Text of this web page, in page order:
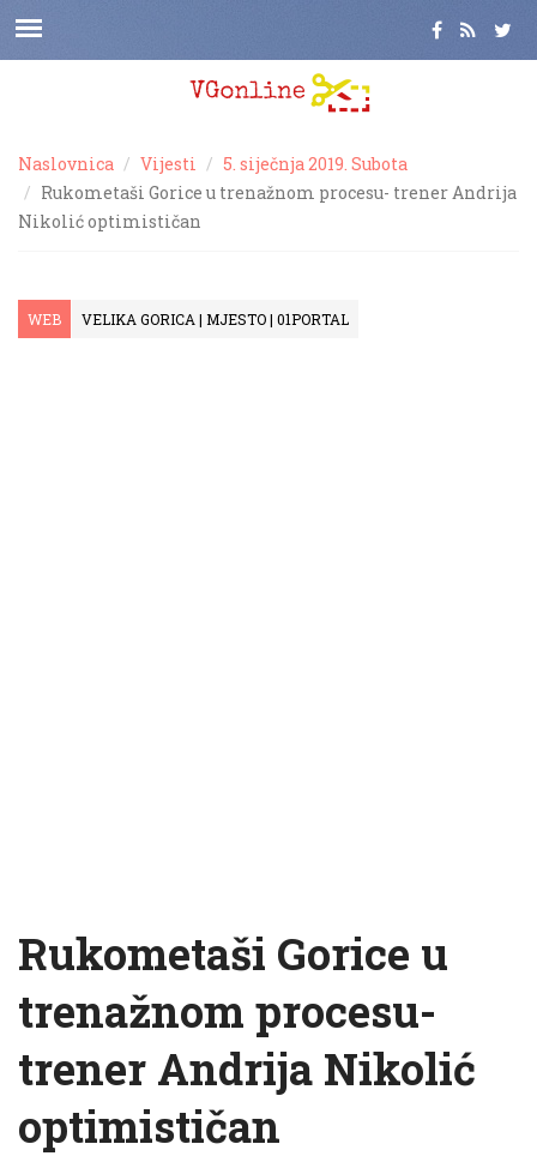
Naslovnica Vijesti
5. siječnja 2019. Subota
Rukometaši Gorice u trenažnom procesu- trener Andrija
Nikolić optimističan
WEB VELIKA GORICA | MJESTO | 01PORTAL
Rukometaši Gorice u
trenažnom procesu-
trener Andrija Nikolić
optimističan